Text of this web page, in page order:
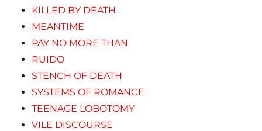
KILLED BY DEATH
MEANTIME
PAY NO MORE THAN
RUIDO
STENCH OF DEATH
SYSTEMS OF ROMANCE
TEENAGE LOBOTOMY
VILE DISCOURSE